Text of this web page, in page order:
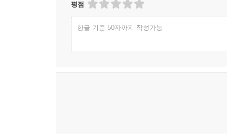
평점
한글 기준 50자까지 작성가능